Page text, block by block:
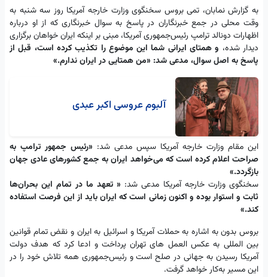
به گزارش نمابان، تمی بروس سخنگوی وزارت خارجه آمریکا روز سه شنبه به
وقت محلی در جمع خبرنگاران در پاسخ به سوال خبرنگاری که از او درباره
اظهارات دونالد ترامپ رئیس‌جمهوری آمریکا، مبنی بر اینکه ایران خواهان برگزاری
دیدار شده، و همتای ایرانی شما این موضوع را تکذیب کرده است، قبل از
پاسخ به اصل سوال، مدعی شد: «من همتایی در ایران ندارم.»
آلبوم عروسی اکبر عبدی
این مقام وزارت خارجه آمریکا سپس مدعی شد: «رئیس جمهور ترامپ به
‌صراحت اعلام کرده است که می‌خواهد ایران به جمع کشورهای عادی جهان
بازگردد.»
سخنگوی وزارت خارجه آمریکا مدعی شد: « تعهد ما در تمام این بحران‌ها
ثابت و استوار بوده و اکنون زمانی است که ایران باید از این فرصت استفاده
کند.»
بروس بدون به اشاره به حملات آمریکا و اسرائیل به ایران و نقض تمام قوانین
بین المللی به عکس العمل های تهران پرداخت و ادعا کرد که هدف دولت
آمریکا رسیدن به جهانی در صلح است و رئیس‌جمهوری همه تلاش خود را در
این مسیر به‌کار خواهد گرفت.